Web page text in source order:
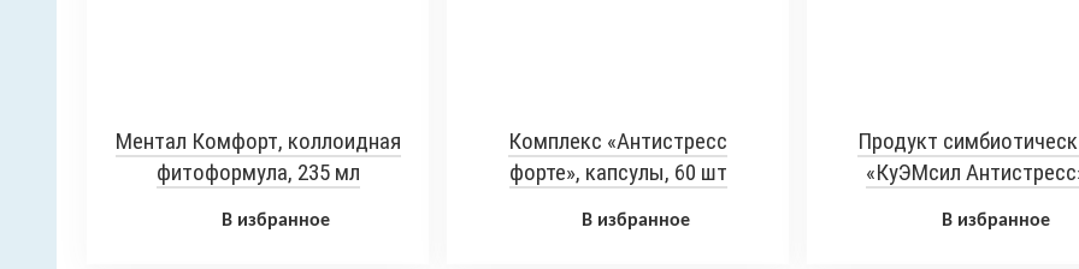
Ментал Комфорт, коллоидная
фитоформула, 235 мл
В избранное
Комплекс «Антистресс
форте», капсулы, 60 шт
В избранное
Продукт
«КуЭМсил
В избранное